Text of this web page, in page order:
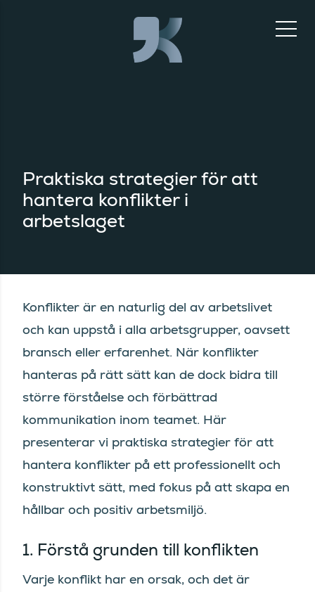
Praktiska strategier för att
hantera konflikter i
arbetslaget
Konflikter är en naturlig del av arbetslivet
och kan uppstå i alla arbetsgrupper, oavsett
bransch eller erfarenhet. När konflikter
hanteras på rätt sätt kan de dock bidra till
större förståelse och förbättrad
kommunikation inom teamet. Här
presenterar vi praktiska strategier för att
hantera konflikter på ett professionellt och
konstruktivt sätt, med fokus på att skapa en
hållbar och positiv arbetsmiljö.
1. Förstå grunden till konflikten
Varje konflikt har en orsak, och det är